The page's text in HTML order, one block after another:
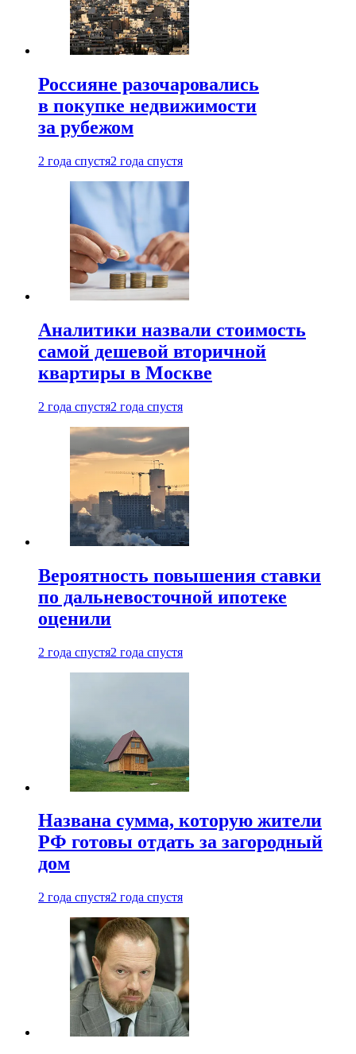
Россияне разочаровались
в покупке недвижимости
за рубежом
2 года спустя2 года спустя
Аналитики назвали стоимость
самой дешевой вторичной
квартиры в Москве
2 года спустя2 года спустя
Вероятность повышения ставки
по дальневосточной ипотеке
оценили
2 года спустя2 года спустя
Названа сумма, которую жители
РФ готовы отдать за загородный
дом
2 года спустя2 года спустя